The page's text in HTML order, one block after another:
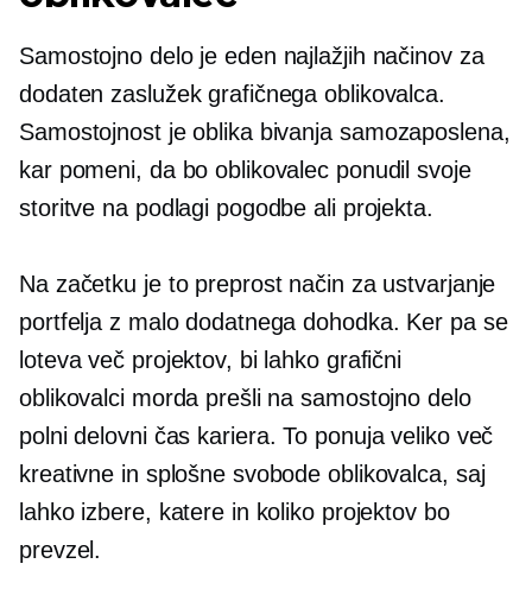
Samostojno delo je eden najlažjih načinov za
dodaten zaslužek grafičnega oblikovalca.
Samostojnost je oblika bivanja samozaposlena,
kar pomeni, da bo oblikovalec ponudil svoje
storitve na podlagi pogodbe ali projekta.
Na začetku je to preprost način za ustvarjanje
portfelja z malo dodatnega dohodka. Ker pa se
loteva več projektov, bi lahko grafični
oblikovalci morda prešli na samostojno delo
polni delovni čas kariera. To ponuja veliko več
kreativne in splošne svobode oblikovalca, saj
lahko izbere, katere in koliko projektov bo
prevzel.